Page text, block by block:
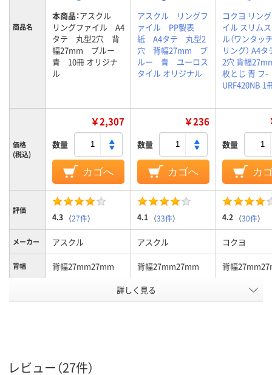
商品名
本商品：アスクル
リングファイル A4
タテ 丸型2穴 背
幅27mm ブルー
青 10冊 オリジナ
ル
アスクル リングフ
ァイル PP製表
紙 A4タテ 丸型2
穴 背幅27mm ブ
ルー 青 ユーロス
タイル オリジナル
コクヨ リン
イル スリム
ル（ワンタッ
リング） A4
2穴 背幅
枚とじ 青 フ-
URF420NB 1
価格
(税込)
￥2,307
数量
カゴへ
￥236
数量
カゴへ
数量
カ
評価
4.3 （27件） 4.1 （33件） 4.2 （30件）
メーカー アスクル アスクル コクヨ
背幅 背幅27mm27mm 背幅27mm27mm 背幅
～200枚150、～200
枚
～200枚150、～200
枚
～200枚180
枚
サイズ A4
詳しく見る
レビュー（27件）